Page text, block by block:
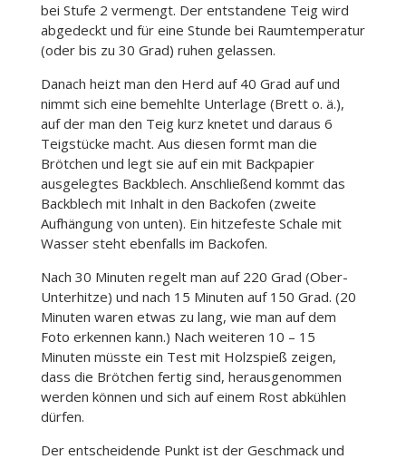
bei Stufe 2 vermengt. Der entstandene Teig wird
abgedeckt und für eine Stunde bei Raumtemperatur
(oder bis zu 30 Grad) ruhen gelassen.
Danach heizt man den Herd auf 40 Grad auf und
nimmt sich eine bemehlte Unterlage (Brett o. ä.),
auf der man den Teig kurz knetet und daraus 6
Teigstücke macht. Aus diesen formt man die
Brötchen und legt sie auf ein mit Backpapier
ausgelegtes Backblech. Anschließend kommt das
Backblech mit Inhalt in den Backofen (zweite
Aufhängung von unten). Ein hitzefeste Schale mit
Wasser steht ebenfalls im Backofen.
Nach 30 Minuten regelt man auf 220 Grad (Ober-
Unterhitze) und nach 15 Minuten auf 150 Grad. (20
Minuten waren etwas zu lang, wie man auf dem
Foto erkennen kann.) Nach weiteren 10 – 15
Minuten müsste ein Test mit Holzspieß zeigen,
dass die Brötchen fertig sind, herausgenommen
werden können und sich auf einem Rost abkühlen
dürfen.
Der entscheidende Punkt ist der Geschmack und